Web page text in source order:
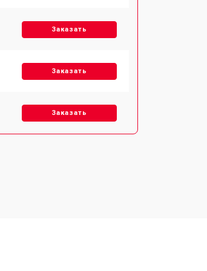
Заказать
Заказать
Заказать